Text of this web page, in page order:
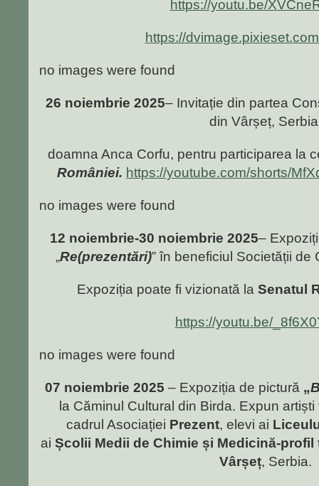
https://youtu.be/
https://
no images were found
26 noiembrie 2025– Invitație din partea
din Vârșeț,
doamna Anca Corfu, pentru participarea la
României. https://youtube.com/shorts/
no images were found
12 noiembrie-30 noiembrie 2025–
„Re(prezentări)” în beneficiul Societății de
Expoziția poate fi vizionată la Senatul
https://youtu.be/
no images were found
07 noiembrie 2025 – Expoziția de pictură „
la Căminul Cultural din Birda. Expun
cadrul Asociației Prezent, elevi ai
ai Școlii Medii de Chimie și Medicină-
Vârșeț, Serbia.